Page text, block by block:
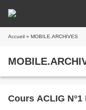
Accueil » MOBILE.ARCHIVES
Cours ACLIG